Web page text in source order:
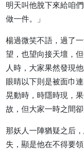
明天叫他脫下來給咱
做一件。」
楊過微笑不語，過了
望，也望向接天壇，
人時，大家果然發現
眼睛以下則是被面巾
晃動時，時隱時現，
故，但大家一時之間
那妖人一陣猶疑之后
失，顯是他在不得要